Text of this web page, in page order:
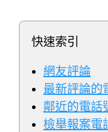
快速索引
網友評論
最新評論的
鄰近的電話
檢舉報案電